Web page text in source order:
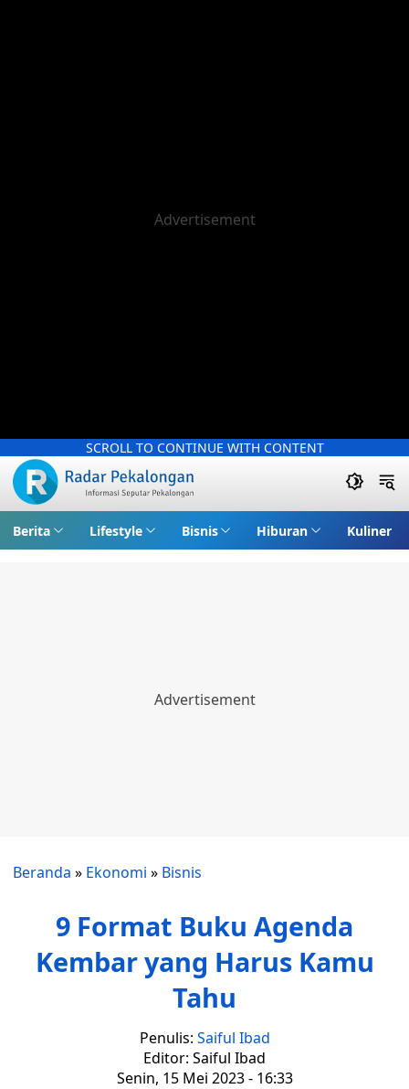
SCROLL TO CONTINUE WITH CONTENT
Berita Lifestyle Bisnis Hiburan Kuliner
Beranda » Ekonomi » Bisnis
9 Format Buku Agenda
Kembar yang Harus Kamu
Tahu
Penulis: Saiful Ibad
Editor: Saiful Ibad
Senin, 15 Mei 2023 - 16:33